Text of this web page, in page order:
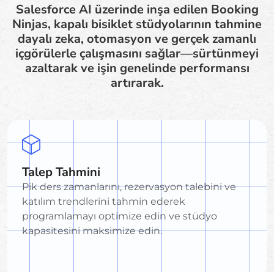
Salesforce AI üzerinde inşa edilen Booking
Ninjas, kapalı bisiklet stüdyolarının tahmine
dayalı zeka, otomasyon ve gerçek zamanlı
içgörülerle çalışmasını sağlar—sürtünmeyi
azaltarak ve işin genelinde performansı
artırarak.
Talep Tahmini
Pik ders zamanlarını, rezervasyon talebini ve
katılım trendlerini tahmin ederek
programlamayı optimize edin ve stüdyo
kapasitesini maksimize edin.